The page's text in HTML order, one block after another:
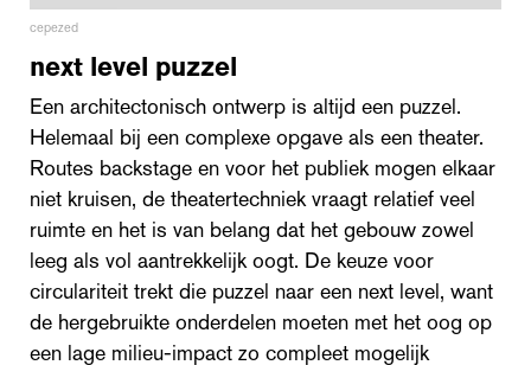
cepezed
next level puzzel
Een architectonisch ontwerp is altijd een puzzel.
Helemaal bij een complexe opgave als een theater.
Routes backstage en voor het publiek mogen elkaar
niet kruisen, de theatertechniek vraagt relatief veel
ruimte en het is van belang dat het gebouw zowel
leeg als vol aantrekkelijk oogt. De keuze voor
circulariteit trekt die puzzel naar een next level, want
de hergebruikte onderdelen moeten met het oog op
een lage milieu-impact zo compleet mogelijk